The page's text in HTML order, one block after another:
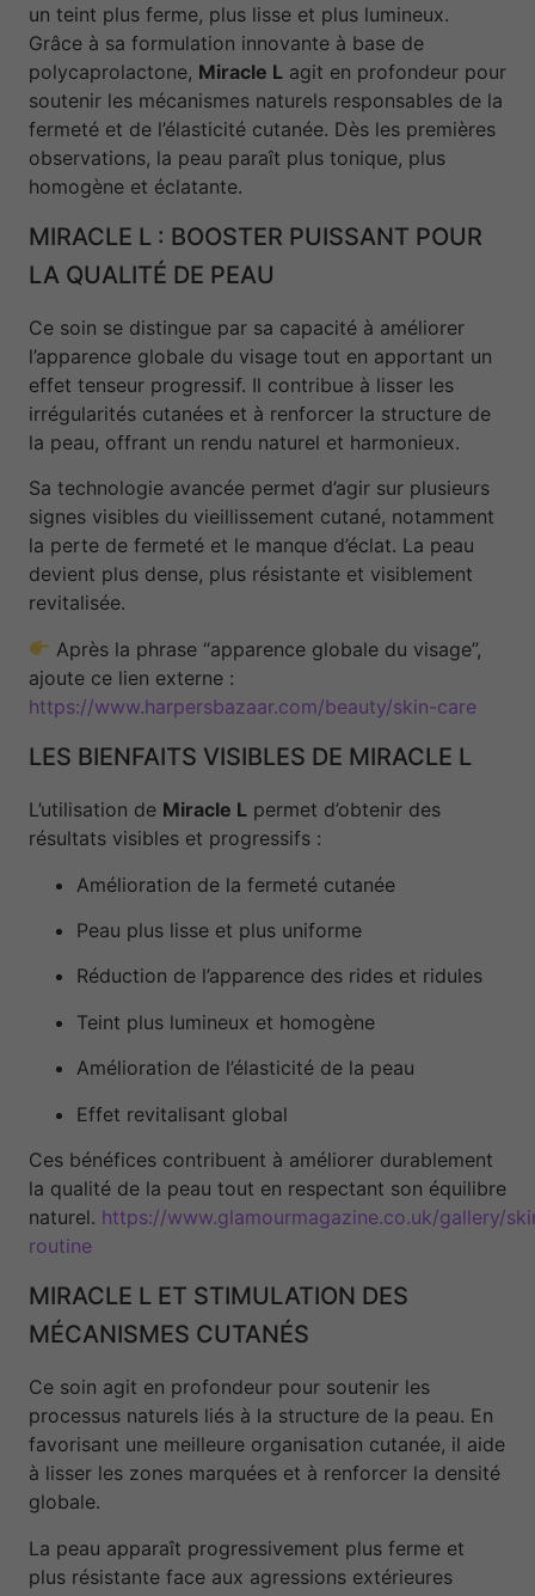
un teint plus ferme, plus lisse et plus lumineux.
Grâce à sa formulation innovante à base de
polycaprolactone, Miracle L agit en profondeur pour
soutenir les mécanismes naturels responsables de la
fermeté et de l’élasticité cutanée. Dès les premières
observations, la peau paraît plus tonique, plus
homogène et éclatante.
MIRACLE L : BOOSTER PUISSANT POUR
LA QUALITÉ DE PEAU
Ce soin se distingue par sa capacité à améliorer
l’apparence globale du visage tout en apportant un
effet tenseur progressif. Il contribue à lisser les
irrégularités cutanées et à renforcer la structure de
la peau, offrant un rendu naturel et harmonieux.
Sa technologie avancée permet d’agir sur plusieurs
signes visibles du vieillissement cutané, notamment
la perte de fermeté et le manque d’éclat. La peau
devient plus dense, plus résistante et visiblement
revitalisée.
Après la phrase “apparence globale du visage”,
ajoute ce lien externe :
https://www.harpersbazaar.com/beauty/skin-care
LES BIENFAITS VISIBLES DE MIRACLE L
L’utilisation de Miracle L permet d’obtenir des
résultats visibles et progressifs :
Amélioration de la fermeté cutanée
Peau plus lisse et plus uniforme
Réduction de l’apparence des rides et ridules
Teint plus lumineux et homogène
Amélioration de l’élasticité de la peau
Effet revitalisant global
Ces bénéfices contribuent à améliorer durablement
la qualité de la peau tout en respectant son équilibre
naturel. https://www.glamourmagazine.co.uk/gallery/
routine
MIRACLE L ET STIMULATION DES
MÉCANISMES CUTANÉS
Ce soin agit en profondeur pour soutenir les
processus naturels liés à la structure de la peau. En
favorisant une meilleure organisation cutanée, il aide
à lisser les zones marquées et à renforcer la densité
globale.
La peau apparaît progressivement plus ferme et
plus résistante face aux agressions extérieures